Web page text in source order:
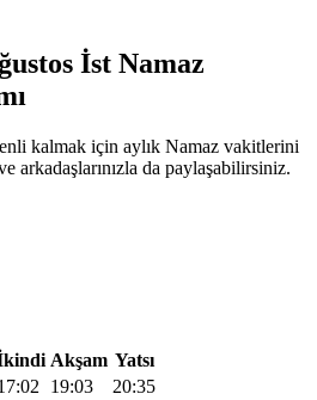
İst Namaz
kalmak için aylık Namaz vakitlerini
arkadaşlarınızla da paylaşabilirsiniz.
Akşam Yatsı
19:03
20:35